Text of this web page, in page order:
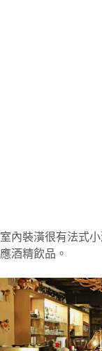
室內裝潢很有法式小
應酒精飲品。